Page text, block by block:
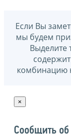
Если Вы
мы будем
Выделите
комбинацию
×
Сообщить об